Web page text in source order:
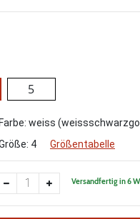
5
weiss
4 Größentabelle
Versandfertig in 6